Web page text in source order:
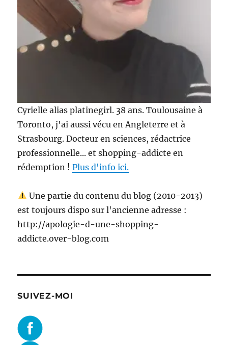
Cyrielle alias platinegirl. 38 ans. Toulousaine à
Toronto, j'ai aussi vécu en Angleterre et à
Strasbourg. Docteur en sciences, rédactrice
professionnelle... et shopping-addicte en
rédemption !Plus d'info ici.
Une partie du contenu du blog (2010-2013)
est toujours dispo sur l'ancienne adresse :
http://apologie-d-une-shopping-
addicte.over-blog.com
SUIVEZ-MOI